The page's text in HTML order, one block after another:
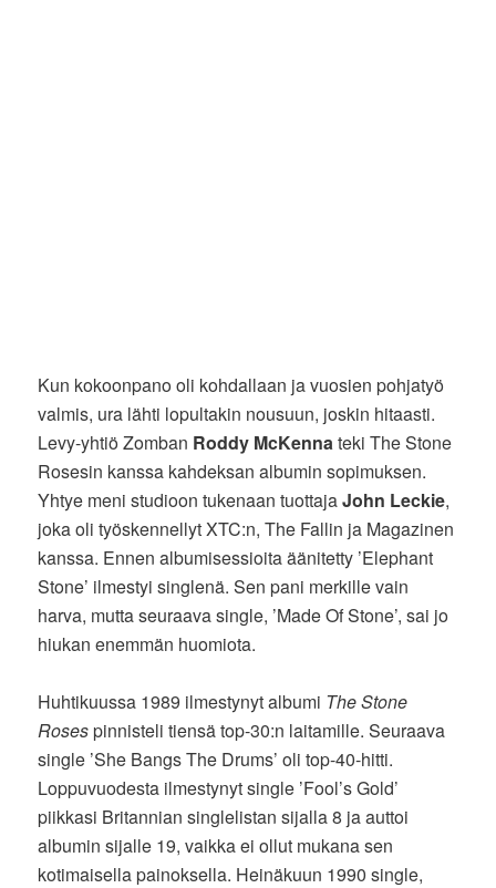
Kun kokoonpano oli kohdallaan ja vuosien pohjatyö
valmis, ura lähti lopultakin nousuun, joskin hitaasti.
Levy-yhtiö Zomban Roddy McKenna teki The Stone
Rosesin kanssa kahdeksan albumin sopimuksen.
Yhtye meni studioon tukenaan tuottajaJohn Leckie,
joka oli työskennellyt XTC:n, The Fallin ja Magazinen
kanssa. Ennen albumisessioita äänitetty ’Elephant
Stone’ ilmestyi singlenä. Sen pani merkille vain
harva, mutta seuraava single, ’Made Of Stone’, sai jo
hiukan enemmän huomiota.
Huhtikuussa 1989 ilmestynyt albumi The Stone
Rosespinnisteli tiensä top-30:n laitamille. Seuraava
single ’She Bangs The Drums’ oli top-40-hitti.
Loppuvuodesta ilmestynyt single ’Fool’s Gold’
piikkasi Britannian singlelistan sijalla 8 ja auttoi
albumin sijalle 19, vaikka ei ollut mukana sen
kotimaisella painoksella. Heinäkuun 1990 single,